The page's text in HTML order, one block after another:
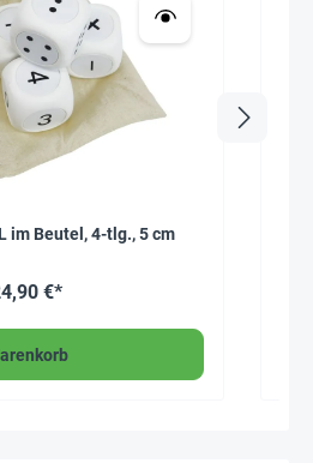
im Beutel, 4-tlg., 5 cm
€*